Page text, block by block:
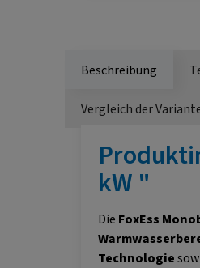
Beschreibung
Vergleich der
kW "
Die FoxEss
Technologie